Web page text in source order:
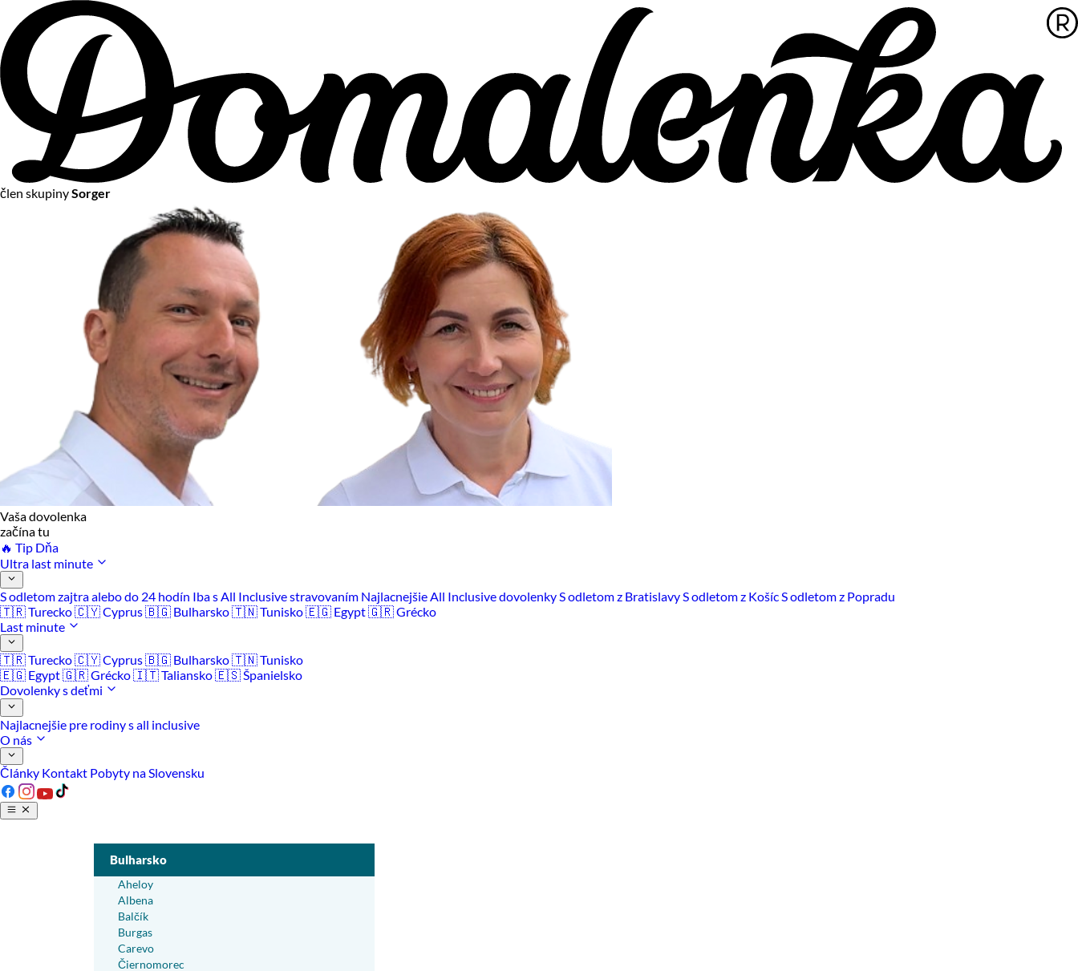
člen skupinySorger
Vaša dovolenka
začína tu
🔥 Tip Dňa
Ultra last minute
S odletom zajtra alebo do 24 hodín Iba s All Inclusive stravovaním Najlacnejšie All Inclusive dovolenkyS odletom z BratislavyS odletom z KošícS odletom z Popradu
🇹🇷 Turecko🇨🇾 Cyprus🇧🇬 Bulharsko🇹🇳 Tunisko🇪🇬 Egypt🇬🇷 Grécko
Last minute
🇹🇷 Turecko🇨🇾 Cyprus🇧🇬 Bulharsko🇹🇳 Tunisko
🇪🇬 Egypt🇬🇷 Grécko🇮🇹 Taliansko🇪🇸 Španielsko
Dovolenky s deťmi
Najlacnejšie pre rodiny s all inclusive
O nás
Články Kontakt Pobyty na Slovensku
Bulharsko
Aheloy
Albena
Balčík
Burgas
Carevo
Čiernomorec